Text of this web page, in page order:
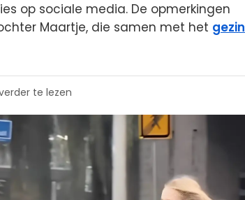
op sociale media. De opmerkingen
Maartje, die samen met het gezin
te lezen